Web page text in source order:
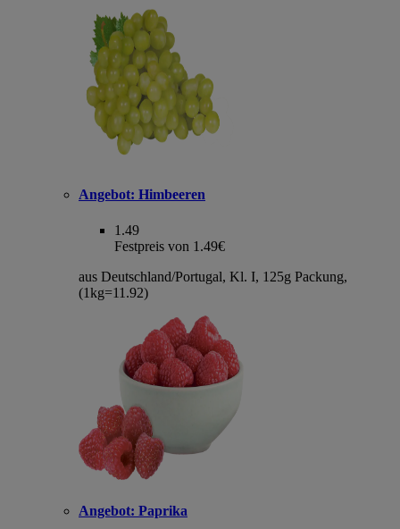
Angebot: Himbeeren
1.49
Festpreis von 1.49€
aus Deutschland/Portugal, Kl. I, 125g Packung,
(1kg=11.92)
Angebot: Paprika